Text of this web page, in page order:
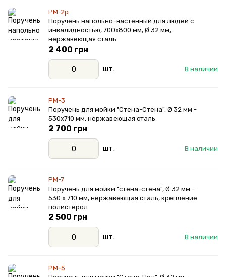
PM-2р
Поручень напольно-настенный для людей с
инвалидностью, 700х800 мм, Ø 32 мм,
нержавеющая сталь
В наличии
2 400 грн
шт.
PM-3
Поручень для мойки "Стена-Стена", Ø 32 мм -
530х710 мм, нержавеющая сталь
В наличии
2 700 грн
шт.
PM-7
Поручень для мойки "стена-стена", Ø 32 мм -
530 х 710 мм, нержавеющая сталь, крепление
полистерол
В наличии
2 500 грн
шт.
PM-5